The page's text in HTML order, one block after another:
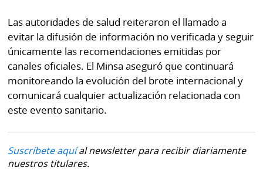
Las autoridades de salud reiteraron el llamado a
evitar la difusión de información no verificada y seguir
únicamente las recomendaciones emitidas por
canales oficiales. El Minsa aseguró que continuará
monitoreando la evolución del brote internacional y
comunicará cualquier actualización relacionada con
este evento sanitario.
Suscríbete aquíal newsletter para recibir diariamente
nuestros titulares.